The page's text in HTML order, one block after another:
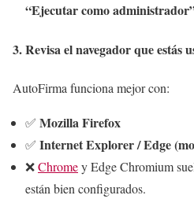
“Ejecutar como
3.Revisa el navegador que estás
AutoFirma funciona mejor con:
✅ Mozilla Firefox
✅ Internet Explorer / Edge
❌Chromey Edge Chromium
están bien configurados.